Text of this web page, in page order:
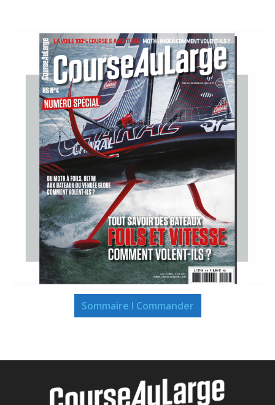
Sommaire I Commander